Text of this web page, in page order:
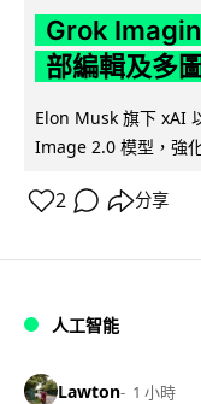
Grok
部編輯及多
Elon Musk 旗下 xAI
Image 2.0 模型，強
2 分享
人工智能
Lawton 1 小時